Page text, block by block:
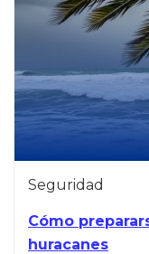
Seguridad
Cómo
huracanes